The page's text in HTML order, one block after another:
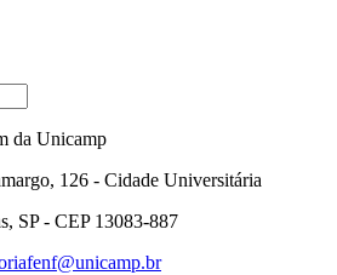
da Unicamp
126 - Cidade Universitária
SP - CEP 13083-887